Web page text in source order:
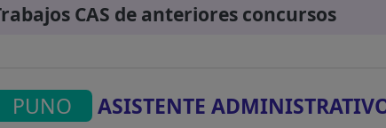
CAS de anteriores concursos
PUNO ASISTENTE